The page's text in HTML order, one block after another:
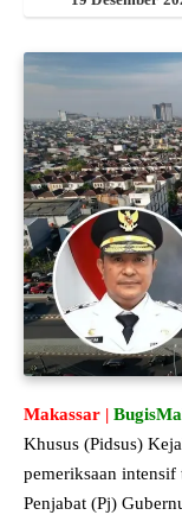
Makassar |
Khusus (Pidsus)
pemeriksaan intensif
Penjabat (Pj)